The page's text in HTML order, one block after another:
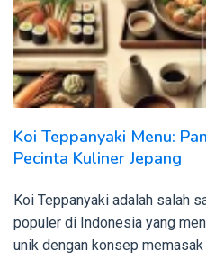
Koi Teppanyaki Menu:
Pecinta Kuliner Jepang
Koi Teppanyaki adalah salah
populer di Indonesia yang
unik dengan konsep